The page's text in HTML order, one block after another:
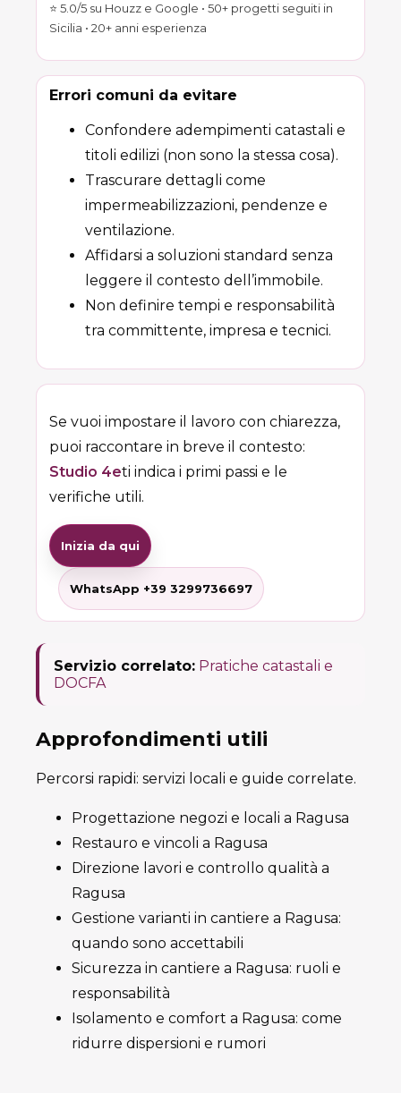
⭐ 5.0/5 su Houzz e Google • 50+ progetti seguiti in
Sicilia • 20+ anni esperienza
Errori comuni da evitare
Confondere adempimenti catastali e
titoli edilizi (non sono la stessa cosa).
Trascurare dettagli come
impermeabilizzazioni, pendenze e
ventilazione.
Affidarsi a soluzioni standard senza
leggere il contesto dell’immobile.
Non definire tempi e responsabilità
tra committente, impresa e tecnici.
Se vuoi impostare il lavoro con chiarezza,
puoi raccontare in breve il contesto:
Studio 4eti indica i primi passi e le
verifiche utili.
Inizia da qui
WhatsApp +39 3299736697
Servizio correlato: Pratiche catastali e
DOCFA
Approfondimenti utili
Percorsi rapidi: servizi locali e guide correlate.
Progettazione negozi e locali a Ragusa
Restauro e vincoli a Ragusa
Direzione lavori e controllo qualità a
Ragusa
Gestione varianti in cantiere a Ragusa:
quando sono accettabili
Sicurezza in cantiere a Ragusa: ruoli e
responsabilità
Isolamento e comfort a Ragusa: come
ridurre dispersioni e rumori